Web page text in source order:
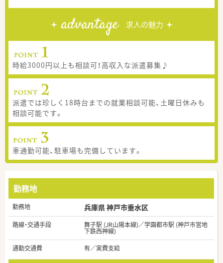
advantage 求人の魅力
時給3000円以上も相談可！高収入な派遣募集♪
派遣では珍しく18時台までの就業相談可能、土曜日休みも
相談可能です。
車通勤可能、駐車場も完備しています。
勤務地
勤務地 兵庫県 神戸市垂水区
路線・交通手段 舞子駅 (JR山陽本線)／学園都市駅 (神戸市営地
下鉄西神線)
通勤交通費
有／実費支給